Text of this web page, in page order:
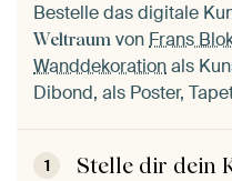
Bestelle das digitale
Weltraum vonFrans
Wanddekorationals
Dibond, als Poster,
1 Stelle dir dein